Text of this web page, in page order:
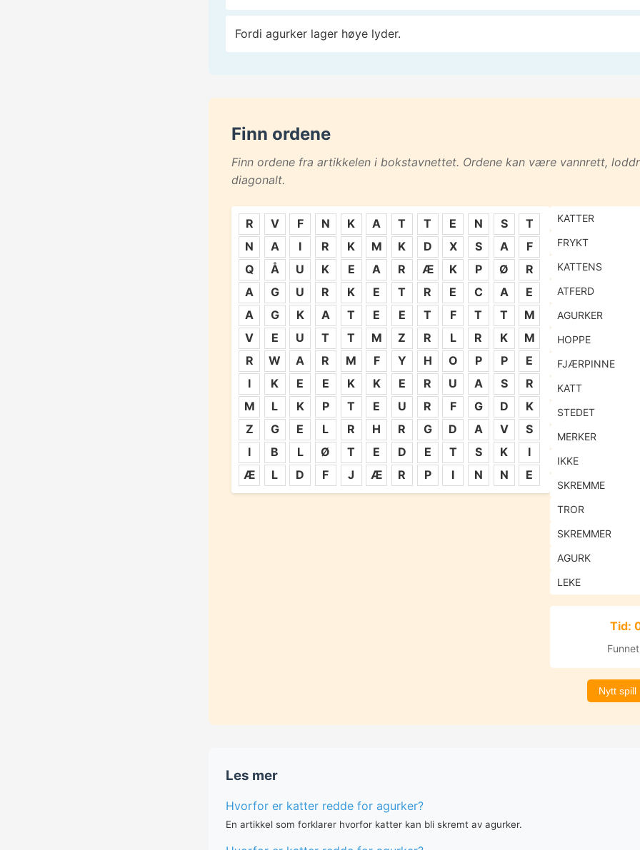
Fordi agurker lager høye lyder.
Finn ordene
Finn ordene fra artikkelen i bokstavnettet. Ordene kan være vannrett,
diagonalt.
R V F N K A T T E N S
T
N
A I R K M K D X S A
F
Q
Å U K E A R Æ K P Ø
R
A
G U R K E T R E C A
E
A
G K A T E E T F T T
M
V
E U T T M Z R L R K
M
R
W A R M F Y H O P P
E
I
K E E K K E R U A S
R
M
L K P T E U R F G D
K
Z
G E L R H R G D A V
S
I
B L Ø T E D E T S K
I
Æ
L D F J Æ R P I N N E
KATTER
FRYKT
KATTENS
ATFERD
AGURKER
HOPPE
FJÆRPINNE
KATT
STEDET
MERKER
IKKE
SKREMME
TROR
SKREMMER
AGURK
LEKE
Tid:
Nytt spill
Les mer
Hvorfor er katter redde for agurker?
En artikkel som forklarer hvorfor katter kan bli skremt av agurker.